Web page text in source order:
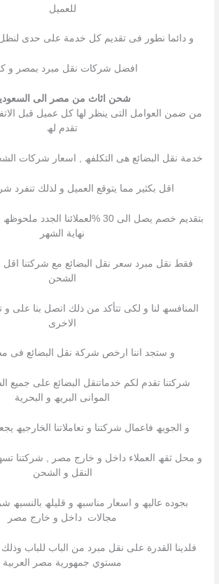
للعمیل
و دائما نطور فى تقدیم كل خدمة على حدى
افضل شركات نقل مبرد بمصر و
شحن اثاث من مصر الى
من ضمن العوامل التى ینظر لھا كل عمیل قبل
تقدم لھ
خدمة نقل البضائع ھى التكلفھ , اسعار شركات
اقل بكثیر مما یتوقع العمیل و لذلك تنفرد
بتقدیم خصم یصل الى 30 %لعملائنا
نھایة الشھر
فقط نقل مبرد سعر نقل البضائع مع شركتنا
الشحن
المنافسھ لنا و لكى تتأكد من ذلك اتصل بنا على
الاخرى
و ستجد اننا ارخص شركة نقل البضائع فى
شركتنا تقدم لكم خدماتنقل البضائع على جمیع
الموانى البریھ و البحریة
و الجویھ فاعمال شركتنا و تعاملاتنا الخارجیھ
و محل ثقھ العملاء داخل و خارج مصر , شركتنا
النقل و الشحن
بجوده عالیھ و اسعار مناسبھ و قلیلھ بالنسبھ
مجالات داخل و خارج مصر
فلدينا القدرة على نقل مبرد من الباب للباب
مستوي جمهورية مصر العربية